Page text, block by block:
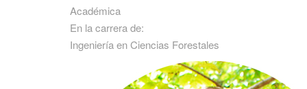
Académica
En la carrera de:
Ingeniería en Ciencias Forestales